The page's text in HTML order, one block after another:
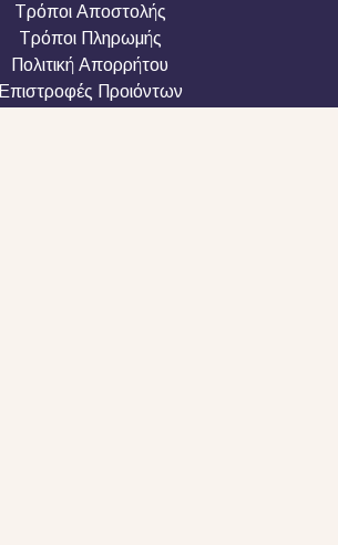
Τρόποι Αποστολής
Τρόποι Πληρωμής
Πολιτική Απορρήτου
Επιστροφές Προιόντων